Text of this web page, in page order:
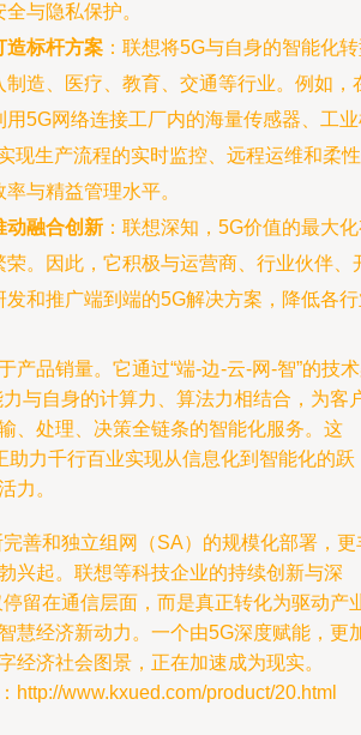
与隐私保护。
造标杆方案 ：联想将5G与自身的智能化
制造、医疗、教育、交通等行业。例如，
用5G网络连接工厂内的海量传感器、工
现生产流程的实时监控、远程运维和柔性
与精益管理水平。
动融合创新 ：联想深知，5G价值的最大
荣。因此，它积极与运营商、行业伙伴、
发和推广端到端的5G解决方案，降低各
产品销量。它通过“端-边-云-网-智”的技
与自身的计算力、算法力相结合，为客
、处理、决策全链条的智能化服务。这
助力千行百业实现从信息化到智能化的跃
力。
善和独立组网（SA）的规模化部署，更
兴起。联想等科技企业的持续创新与深
留在通信层面，而是真正转化为驱动产
慧经济新动力。一个由5G深度赋能，更
经济社会图景，正在加速成为现实。
http://www.kxued.com/product/20.html